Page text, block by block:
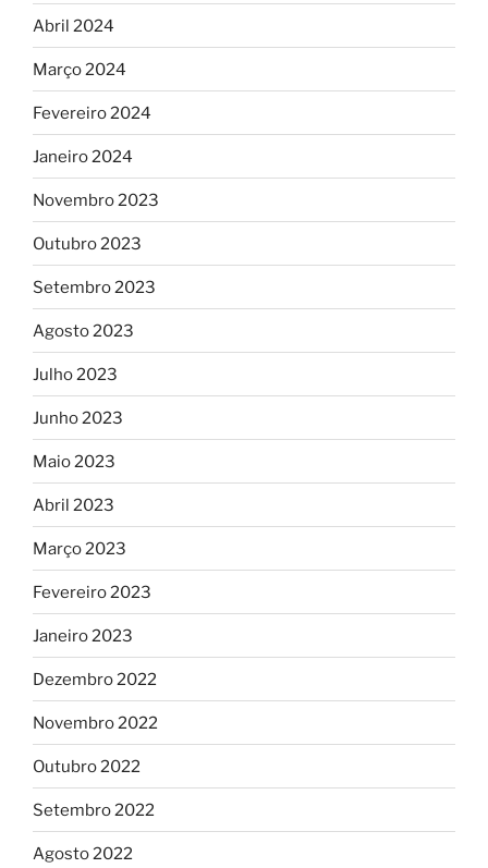
Abril 2024
Março 2024
Fevereiro 2024
Janeiro 2024
Novembro 2023
Outubro 2023
Setembro 2023
Agosto 2023
Julho 2023
Junho 2023
Maio 2023
Abril 2023
Março 2023
Fevereiro 2023
Janeiro 2023
Dezembro 2022
Novembro 2022
Outubro 2022
Setembro 2022
Agosto 2022